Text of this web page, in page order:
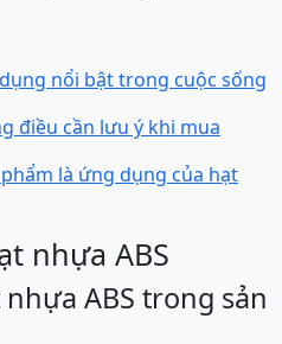
nổi bật trong cuộc sống
điều cần lưu ý khi mua
là ứng dụng của hạt
nhựa ABS
ABS trong sản